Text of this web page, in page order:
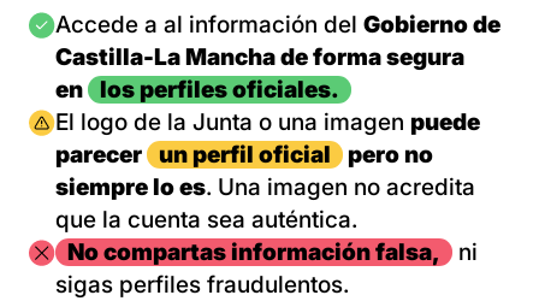
Imagen
Accede a al información del Gobierno de
Castilla-La Mancha de forma segura
en
los perfiles oficiales.
Imagen
El logo de la Junta o una imagen puede
parecer
un perfil oficial
pero no
siempre lo es. Una imagen no acredita
que la cuenta sea auténtica.
ImagenNo compartas información falsa,
ni
sigas perfiles fraudulentos.